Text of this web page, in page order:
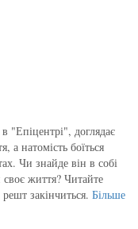
"Епіцентрі", доглядає
а натомість боїться
Чи знайде він в собі
своє життя? Читайте
закінчиться. Більше